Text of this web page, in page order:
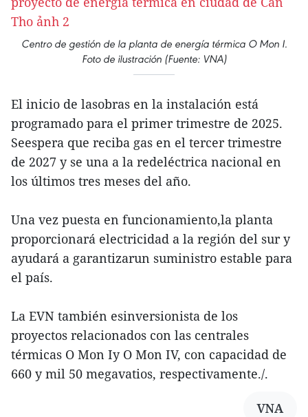
Centro de gestión de la planta de energía térmica O Mon I.
Foto de ilustración (Fuente: VNA)
El inicio de lasobras en la instalación está
programado para el primer trimestre de 2025.
Seespera que reciba gas en el tercer trimestre
de 2027 y se una a la redeléctrica nacional en
los últimos tres meses del año.
Una vez puesta en funcionamiento,la planta
proporcionará electricidad a la región del sur y
ayudará a garantizarun suministro estable para
el país.
La EVN también esinversionista de los
proyectos relacionados con las centrales
térmicas O Mon Iy O Mon IV, con capacidad de
660 y mil 50 megavatios, respectivamente./.
VNA